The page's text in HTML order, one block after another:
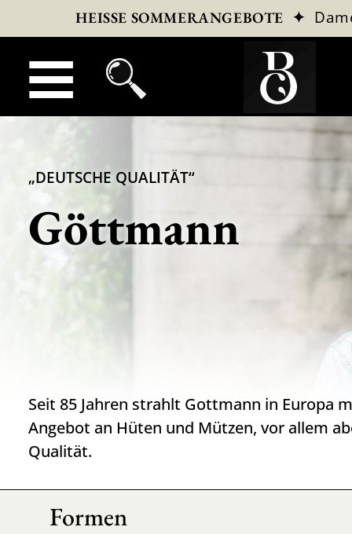
HEISSE SOMMERANGEBOTE ✦
„DEUTSCHE QUALITÄT“
Göttmann
Seit 85 Jahren strahlt Gottmann in Europa
Angebot an Hüten und Mützen, vor allem
Qualität.
Formen